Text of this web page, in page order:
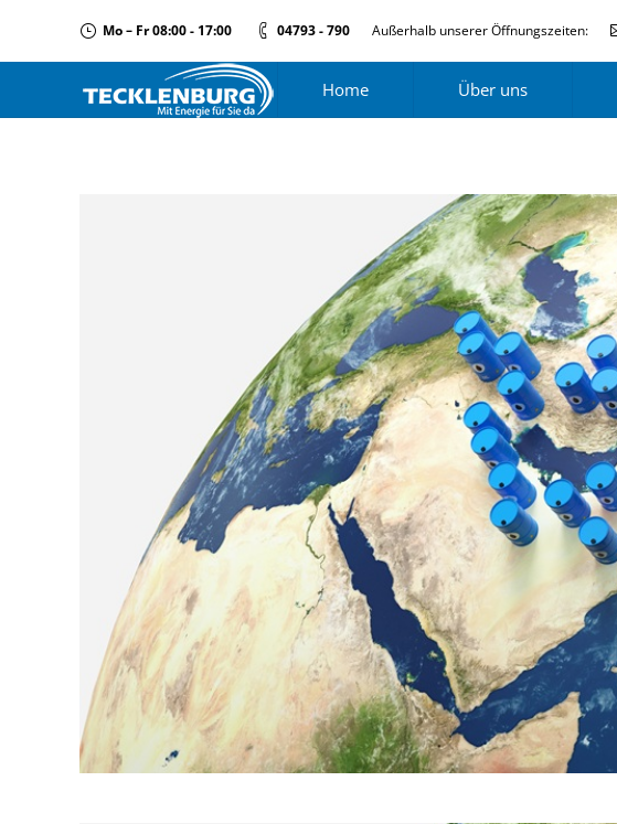
Mo – Fr 08:00 - 17:00 04793 - 790 Außerhalb unserer Öffnungszeiten:
Home Über uns